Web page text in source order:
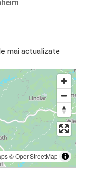
mai actualizate
©OpenStreetMap